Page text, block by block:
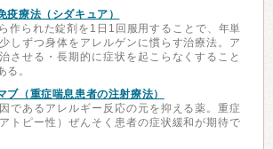
疫療法（シダキュア）
作られた錠剤を1日1回服用することで、年単
しずつ身体をアレルゲンに慣らす治療法。ア
させる・長期的に症状を起こらなくすること
る。
ブ（重症喘息患者の注射療法）
であるアレルギー反応の元を抑える薬。重症
トピー性）ぜんそく患者の症状緩和が期待で